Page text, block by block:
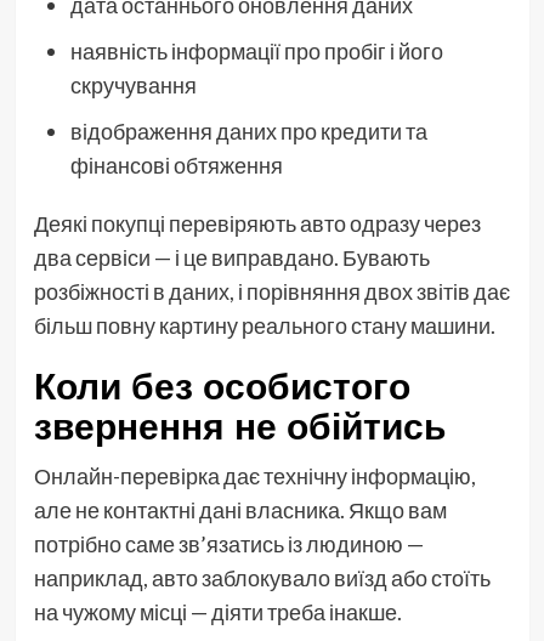
наявність інформації про пробіг і його
скручування
відображення даних про кредити та
фінансові обтяження
Деякі покупці перевіряють авто одразу через
два сервіси — і це виправдано. Бувають
розбіжності в даних, і порівняння двох звітів дає
більш повну картину реального стану машини.
Коли без особистого
звернення не обійтись
Онлайн-перевірка дає технічну інформацію,
але не контактні дані власника. Якщо вам
потрібно саме зв’язатись із людиною —
наприклад, авто заблокувало виїзд або стоїть
на чужому місці — діяти треба інакше.